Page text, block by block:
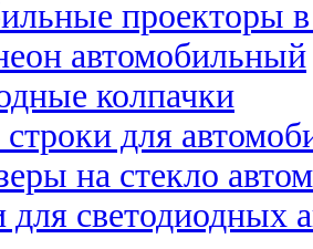
проекторы
автомобильный
колпачки
для
на стекло
светодиодных